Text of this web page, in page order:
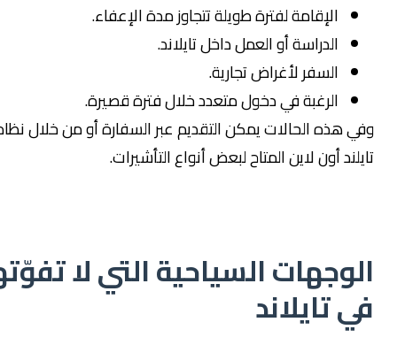
الإقامة لفترة طويلة تتجاوز مدة الإعفاء.
الدراسة أو العمل داخل تايلاند.
السفر لأغراض تجارية.
الرغبة في دخول متعدد خلال فترة قصيرة.
الحالات يمكن التقديم عبر السفارة أو من خلال نظام فيزا
أون لاين المتاح لبعض أنواع التأشيرات.
السياحية التي لا تفوّتها